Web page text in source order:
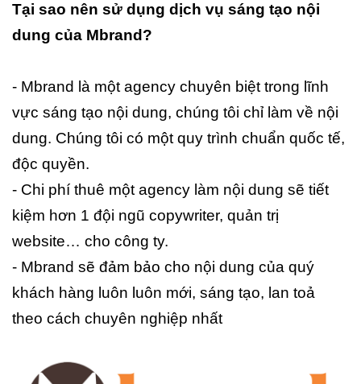
Tại sao nên sử dụng dịch vụ sáng tạo nội
dung của Mbrand?
- Mbrand là một agency chuyên biệt trong lĩnh
vực sáng tạo nội dung, chúng tôi chỉ làm về nội
dung. Chúng tôi có một quy trình chuẩn quốc tế,
độc quyền.
- Chi phí thuê một agency làm nội dung sẽ tiết
kiệm hơn 1 đội ngũ copywriter, quản trị
website… cho công ty.
- Mbrand sẽ đảm bảo cho nội dung của quý
khách hàng luôn luôn mới, sáng tạo, lan toả
theo cách chuyên nghiệp nhất